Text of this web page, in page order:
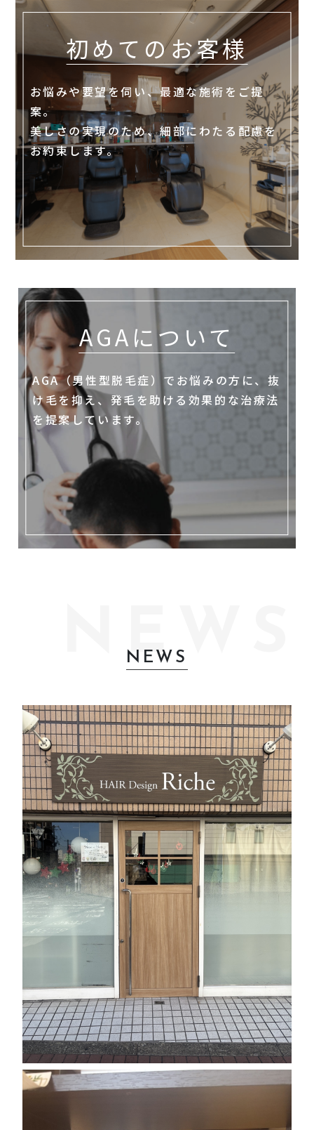
初めてのお客様
お悩みや要望を伺い、最適な施術をご提
案。
美しさの実現のため、細部にわたる配慮を
お約束します。
AGAについて
AGA（男性型脱毛症）でお悩みの方に、抜
け毛を抑え、発毛を助ける効果的な治療法
を提案しています。
NEWS
NEWS